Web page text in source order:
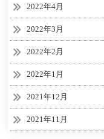
2022年4月
2022年3月
2022年2月
2022年1月
2021年12月
2021年11月